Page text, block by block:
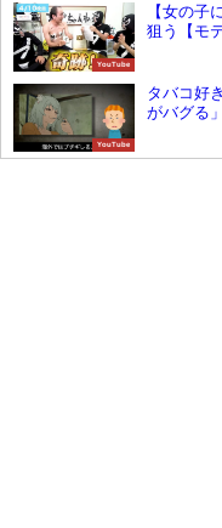
YouTube
【女の子
狙う【モ
YouTube
タバコ好
がバグる